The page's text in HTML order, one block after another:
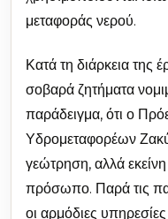
μεταφοράς νερού.
Κατά τη διάρκεια της
σοβαρά ζητήματα
παράδειγμα, ότι ο
Υδρομεταφορέων
γεώτρηση, αλλά
πρόσωπο. Παρά τις
οι αρμόδιες